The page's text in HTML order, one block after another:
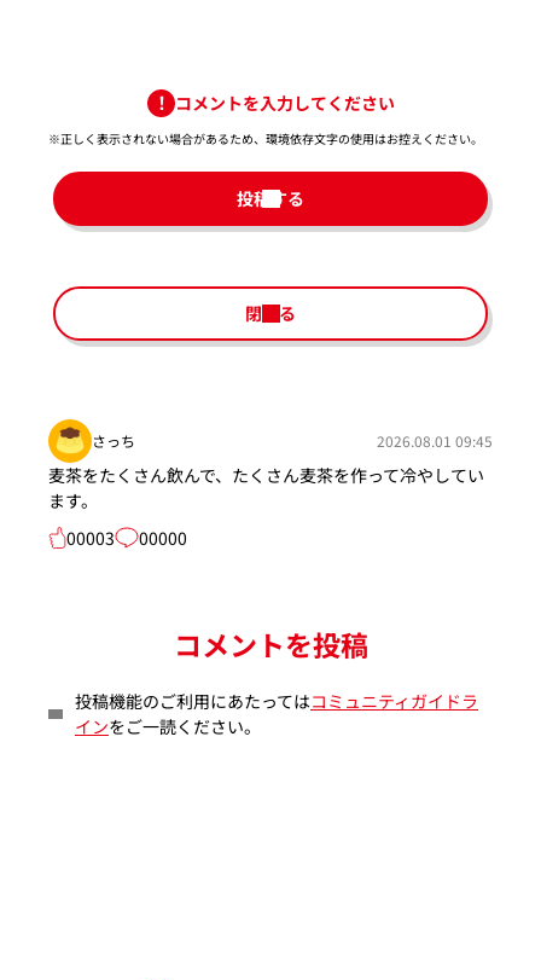
コメントを入力してください
※正しく表示されない場合があるため、環境依存文字の使用はお控えください。​
投稿する
閉じる
さっち 2026.08.01 09:45
麦茶をたくさん飲んで、たくさん麦茶を作って冷やしてい
ます。
00003
00000
コメントを投稿
投稿機能のご利用にあたってはコミュニティガイドラ
インをご一読ください。